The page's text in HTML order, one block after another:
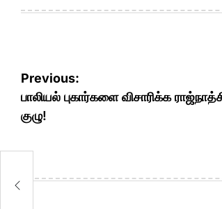
Post
navigation
Previous:
பாலியல் புகார்களை விசாரிக்க
குழு!